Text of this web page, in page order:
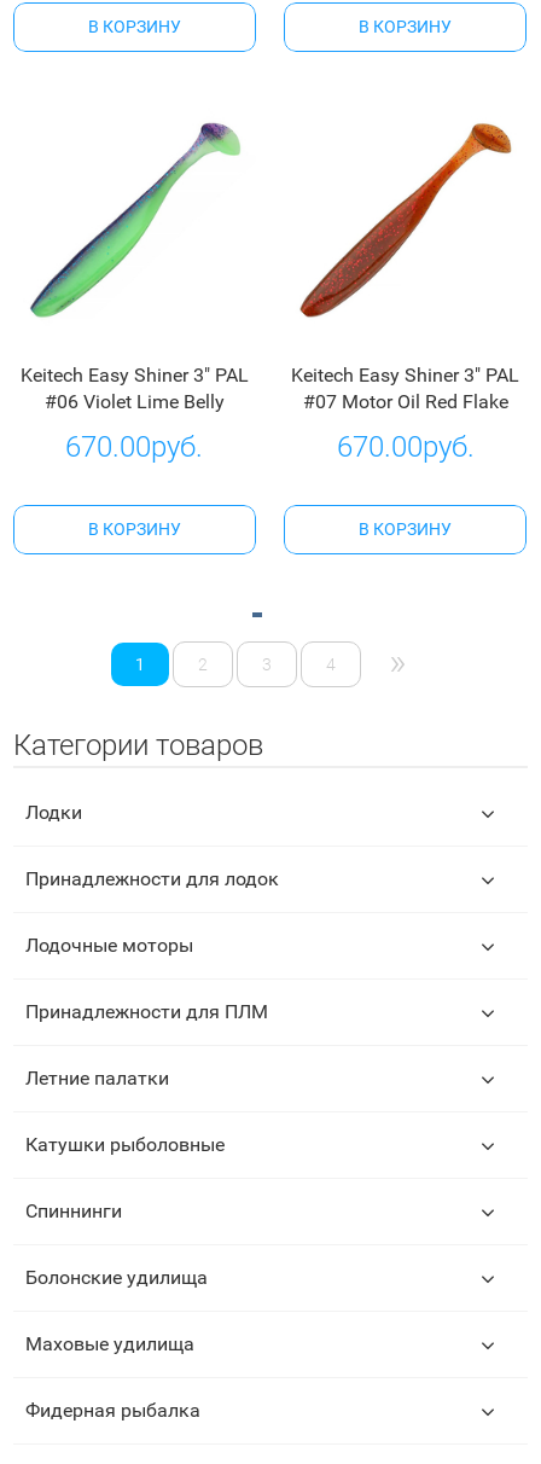
В КОРЗИНУ В КОРЗИНУ
Keitech Easy Shiner 3" PAL
#06 Violet Lime Belly
670.00руб.
В КОРЗИНУ
Keitech Easy Shiner 3" PAL
#07 Motor Oil Red Flake
670.00руб.
В КОРЗИНУ
1 2 3 4 »
Категории товаров
Лодки
Принадлежности для лодок
Лодочные моторы
Принадлежности для ПЛМ
Летние палатки
Катушки рыболовные
Спиннинги
Болонские удилища
Маховые удилища
Фидерная рыбалка